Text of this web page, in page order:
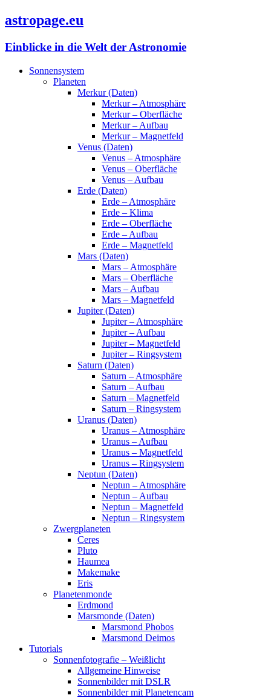
astropage.eu
Einblicke in die Welt der Astronomie
Sonnensystem
Planeten
Merkur (Daten)
Merkur – Atmosphäre
Merkur – Oberfläche
Merkur – Aufbau
Merkur – Magnetfeld
Venus (Daten)
Venus – Atmosphäre
Venus – Oberfläche
Venus – Aufbau
Erde (Daten)
Erde – Atmosphäre
Erde – Klima
Erde – Oberfläche
Erde – Aufbau
Erde – Magnetfeld
Mars (Daten)
Mars – Atmosphäre
Mars – Oberfläche
Mars – Aufbau
Mars – Magnetfeld
Jupiter (Daten)
Jupiter – Atmosphäre
Jupiter – Aufbau
Jupiter – Magnetfeld
Jupiter – Ringsystem
Saturn (Daten)
Saturn – Atmosphäre
Saturn – Aufbau
Saturn – Magnetfeld
Saturn – Ringsystem
Uranus (Daten)
Uranus – Atmosphäre
Uranus – Aufbau
Uranus – Magnetfeld
Uranus – Ringsystem
Neptun (Daten)
Neptun – Atmosphäre
Neptun – Aufbau
Neptun – Magnetfeld
Neptun – Ringsystem
Zwergplaneten
Ceres
Pluto
Haumea
Makemake
Eris
Planetenmonde
Erdmond
Marsmonde (Daten)
Marsmond Phobos
Marsmond Deimos
Tutorials
Sonnenfotografie – Weißlicht
Allgemeine Hinweise
Sonnenbilder mit DSLR
Sonnenbilder mit Planetencam